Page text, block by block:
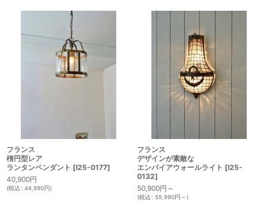
フランス
楕円型レア
ランタンペンダント [I25-0177]
40,900円
(税込: 44,990円)
フランス
デザインが素敵な
エンパイアウォールライト [I25-
0132]
50,900円 ～
(税込: 55,990円 ～)